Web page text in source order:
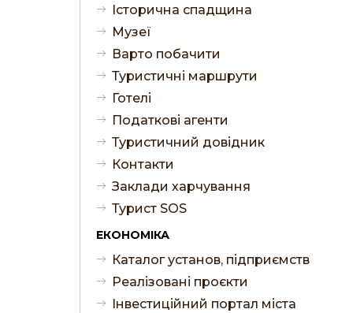
Історична спадщина
Музеї
Варто побачити
Туристичні маршрути
Готелі
Податкові агенти
Туристичний довідник
Контакти
Заклади харчування
Турист SOS
ЕКОНОМІКА
Каталог установ, підприємств
Реалізовані проєкти
Інвестиційний портал міста